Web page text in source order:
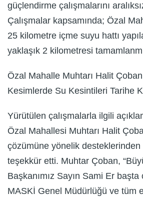
güçlendirme çalışmalarını
Çalışmalar kapsamında; Özal
25 kilometre içme suyu hattı
yaklaşık 2 kilometresi
Özal Mahalle Muhtarı Halit
Kesimlerde Su Kesintileri Tarihe
Yürütülen çalışmalarla ilgili
Özal Mahallesi Muhtarı Halit
çözümüne yönelik desteklerinden
teşekkür etti. Muhtar Çoban,
Başkanımız Sayın Sami Er
MASKİ Genel Müdürlüğü ve tüm